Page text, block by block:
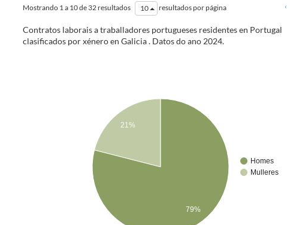
Mostrando 1 a 10 de 32 resultados 10 resultados por página ‹
Contratos laborais a traballadores portugueses residentes en Portugal
clasificados por xénero en Galicia. Datos do ano 2024.
Homes
Mulleres
21%
79%